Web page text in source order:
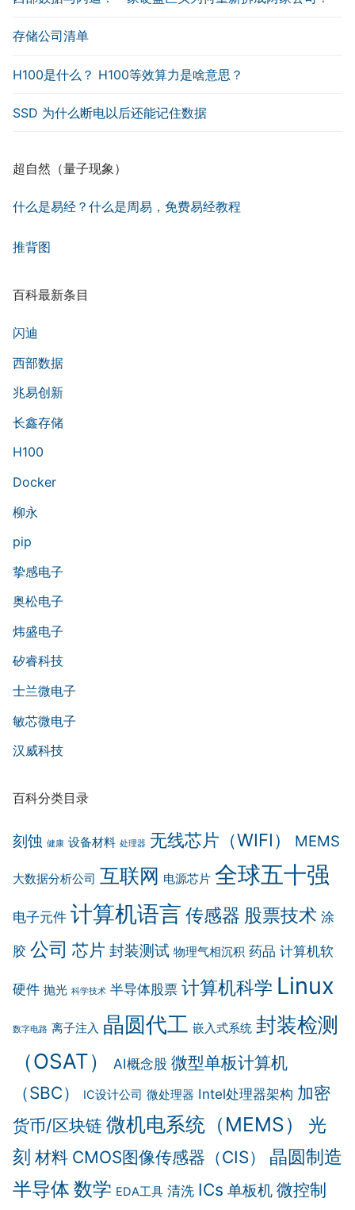
存储公司清单
H100是什么？ H100等效算力是啥意思？
SSD 为什么断电以后还能记住数据
超自然（量子现象）
什么是易经？什么是周易，免费易经教程
推背图
百科最新条目
闪迪
西部数据
兆易创新
长鑫存储
H100
Docker
柳永
pip
挚感电子
奥松电子
炜盛电子
矽睿科技
士兰微电子
敏芯微电子
汉威科技
百科分类目录
刻蚀 健康 设备材料 处理器 无线芯片（WIFI） MEMS
大数据分析公司 互联网 电源芯片 全球五十强
电子元件 计算机语言 传感器 股票技术 涂
胶 公司 芯片 封装测试 物理气相沉积 药品 计算机软
硬件 抛光 科学技术 半导体股票 计算机科学 Linux
数字电路 离子注入 晶圆代工 嵌入式系统 封装检测
（OSAT）
AI概念股 微型单板计算机
（SBC）
IC设计公司 微处理器 Intel处理器架构 加密
货币/区块链 微机电系统（MEMS）
光
刻 材料 CMOS图像传感器（CIS）
晶圆制造
半导体 数学 EDA工具 清洗 ICs 单板机 微控制